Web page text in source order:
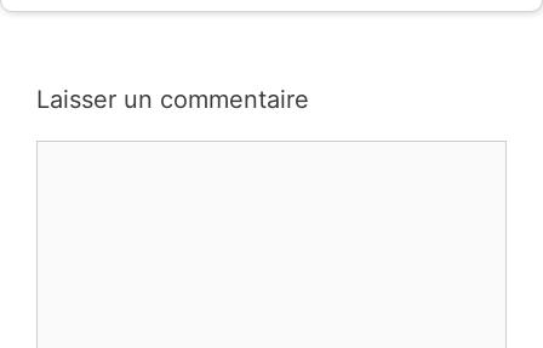
Laisser un commentaire